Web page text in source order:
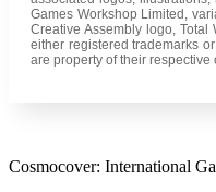
Games Workshop Limited,
Creative Assembly logo,
either registered trademarks
are property of their respective
Cosmocover: International